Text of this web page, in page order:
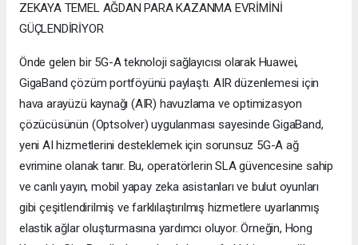
ZEKAYA TEMEL AĞDAN PARA KAZANMA EVRİMİNİ
GÜÇLENDİRİYOR
Önde gelen bir 5G-A teknoloji sağlayıcısı olarak Huawei,
GigaBand çözüm portföyünü paylaştı. AIR düzenlemesi için
hava arayüzü kaynağı (AIR) havuzlama ve optimizasyon
çözücüsünün (Optsolver) uygulanması sayesinde GigaBand,
yeni AI hizmetlerini desteklemek için sorunsuz 5G-A ağ
evrimine olanak tanır. Bu, operatörlerin SLA güvencesine sahip
ve canlı yayın, mobil yapay zeka asistanları ve bulut oyunları
gibi çeşitlendirilmiş ve farklılaştırılmış hizmetlere uyarlanmış
elastik ağlar oluşturmasına yardımcı oluyor. Örneğin, Hong